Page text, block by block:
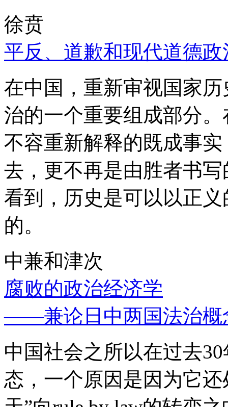
徐贲
平反、道歉和现代道德政
在中国，重新审视国家
治的一个重要组成部分
不容重新解释的既成事
去，更不再是由胜者书
看到，历史是可以以正
的。
中兼和津次
腐败的政治经济学
——兼论日中两国法治概
中国社会之所以在过去
态，一个原因是因为它